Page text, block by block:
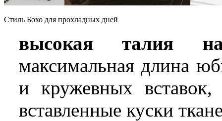
Стиль Бохо для прохладных дней
высокая талия
максимальная длина
и кружевных вставок,
вставленные куски